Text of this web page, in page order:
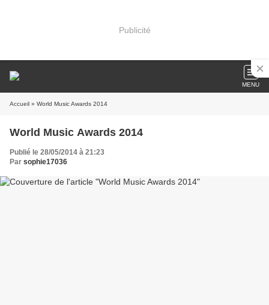
Publicité
MENU
Accueil » World Music Awards 2014
World Music Awards 2014
Publié le 28/05/2014 à 21:23
Par sophie17036